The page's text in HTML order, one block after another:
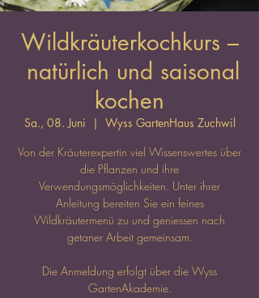
Wildkräuterkochkurs –
natürlich und saisonal
kochen
Sa., 08. Juni
  |
Wyss GartenHaus Zuchwil
Von der Kräuterexpertin viel Wissenswertes über
die Pflanzen und ihre
Verwendungsmöglichkeiten. Unter ihrer
Anleitung bereiten Sie ein feines
Wildkräutermenü zu und geniessen nach
getaner Arbeit gemeinsam.
Die Anmeldung erfolgt über die Wyss
GartenAkademie.